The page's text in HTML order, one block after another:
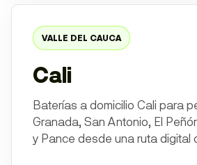
VALLE DEL CAUCA
Cali
Baterías a domicilio Cali para
Granada, San Antonio, El
y Pance desde una ruta digital